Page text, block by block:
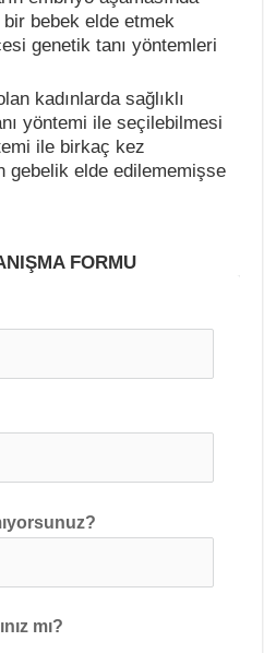
bebek elde etmek
genetik tanı yöntemleri
kadınlarda sağlıklı
yöntemi ile seçilebilmesi
ile birkaç kez
gebelik elde edilememişse
FORMU
mı?